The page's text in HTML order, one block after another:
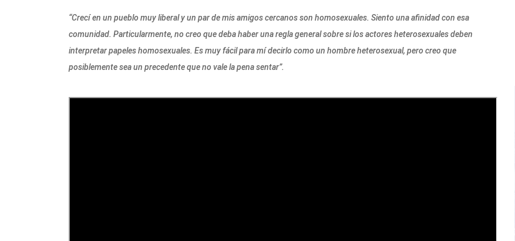
“Crecí en un pueblo muy liberal y un par de mis amigos cercanos son homosexuales. Siento una afinidad con esa
comunidad. Particularmente, no creo que deba haber una regla general sobre si los actores heterosexuales deben
interpretar papeles homosexuales. Es muy fácil para mí decirlo como un hombre heterosexual, pero creo que
posiblemente sea un precedente que no vale la pena sentar”.